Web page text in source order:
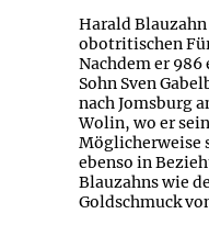
Harald
obotritischen
Nachdem er 986
Sohn Sven
nach Jomsburg
Wolin, wo er
Möglicherweise
ebenso in
Blauzahns wie
Goldschmuck